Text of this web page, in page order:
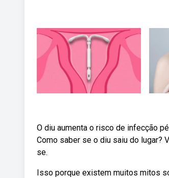
O diu aumenta o risco de infecção
Como saber se o diu saiu do lugar?
se.
Isso porque existem muitos mitos